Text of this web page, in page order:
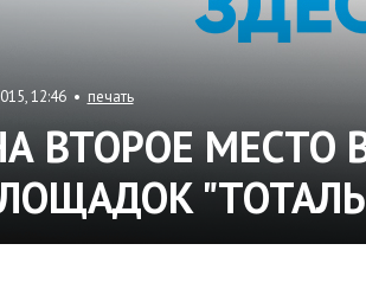
12:46 • печать
ВТОРОЕ МЕСТО